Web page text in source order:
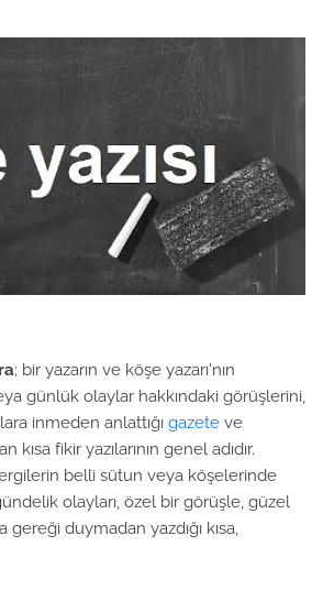
; bir yazarın ve köşe yazarı'nın
günlük olaylar hakkındaki görüşlerini,
inmeden anlattığı gazete ve
kısa fikir yazılarının genel adıdır.
belli sütun veya köşelerinde
gündelik olayları, özel bir görüşle, güzel
gereği duymadan yazdığı kısa,